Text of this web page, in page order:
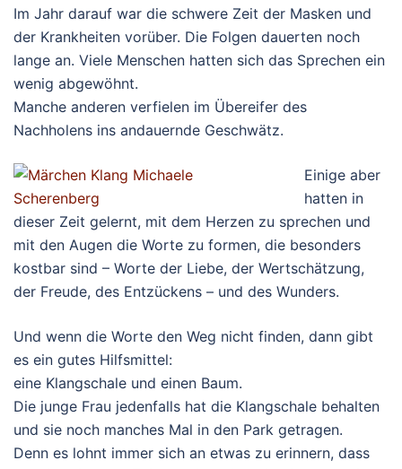
Im Jahr darauf war die schwere Zeit der Masken und
der Krankheiten vorüber. Die Folgen dauerten noch
lange an. Viele Menschen hatten sich das Sprechen ein
wenig abgewöhnt.
Manche anderen verfielen im Übereifer des
Nachholens ins andauernde Geschwätz.
Einige aber
hatten in
dieser Zeit gelernt, mit dem Herzen zu sprechen und
mit den Augen die Worte zu formen, die besonders
kostbar sind – Worte der Liebe, der Wertschätzung,
der Freude, des Entzückens – und des Wunders.
Und wenn die Worte den Weg nicht finden, dann gibt
es ein gutes Hilfsmittel:
eine Klangschale und einen Baum.
Die junge Frau jedenfalls hat die Klangschale behalten
und sie noch manches Mal in den Park getragen.
Denn es lohnt immer sich an etwas zu erinnern, dass